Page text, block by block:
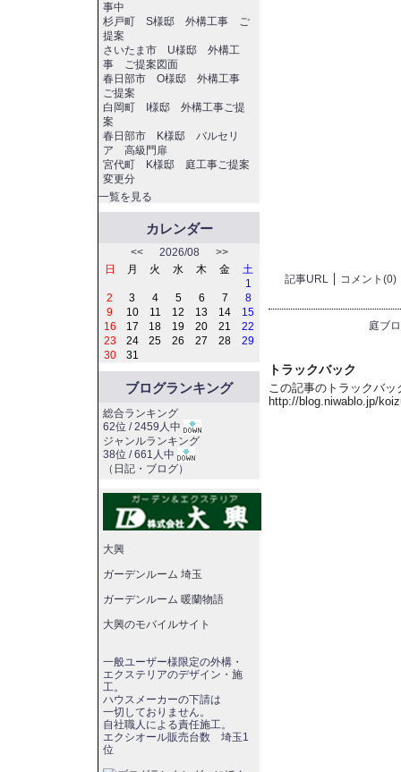
記事URL コメント(0)
庭ブ
トラックバック
この記事のトラックバッ
http://blog.niwablo.jp/
事中
杉戸町 S様邸 外構工事 ご
提案
さいたま市 U様邸 外構工
事 ご提案図面
春日部市 O様邸 外構工事
ご提案
白岡町 I様邸 外構工事ご提
案
春日部市 K様邸 バルセリ
ア 高級門扉
宮代町 K様邸 庭工事ご提案
変更分
一覧を見る
カレンダー
<<2026/08 >>
日
月 火 水 木 金
土
1
2
3 4 5 6 7
8
9
10 11 12 13 14
15
16
17 18 19 20 21
22
23
24 25 26 27 28
29
30
31
ブログランキング
総合ランキング
62位 / 2459人中
ジャンルランキング
38位 / 661人中
（ 日記・ブログ）
大興
ガーデンルーム 埼玉
ガーデンルーム 暖蘭物語
大興のモバイルサイト
一般ユーザー様限定の外構・
エクステリアのデザイン・施
工。
ハウスメーカーの下請は
一切しておりません。
自社職人による責任施工。
エクシオール販売台数 埼玉1
位